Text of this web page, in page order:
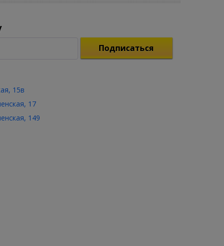
Подписаться
15в
17
149